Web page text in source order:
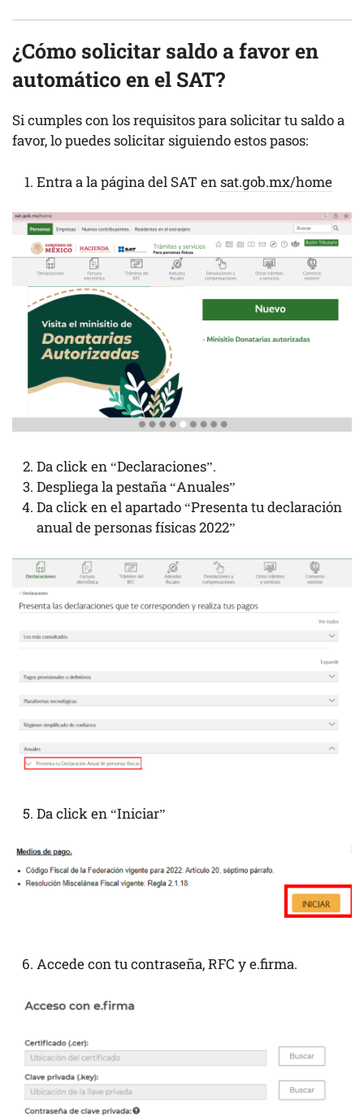
¿Cómo solicitar saldo a favor en
automático en el SAT?
Si cumples con los requisitos para solicitar tu saldo a
favor, lo puedes solicitar siguiendo estos pasos:
Entra a la página del SAT en sat.gob.mx/home
Da click en “Declaraciones”.
Despliega la pestaña “Anuales”
Da click en el apartado “Presenta tu declaración
anual de personas físicas 2022”
Da click en “Iniciar”
Accede con tu contraseña, RFC y e.firma.